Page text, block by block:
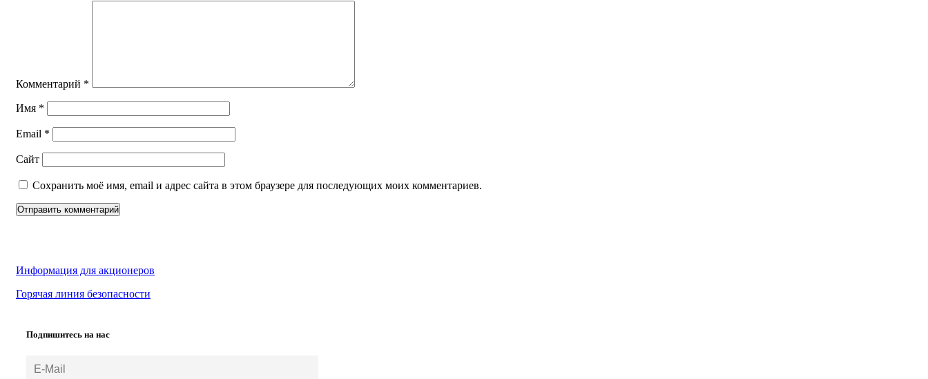
Комментарий *
Имя *
Email *
Сайт
Сохранить моё имя, email и адрес сайта в этом браузере для последующих моих комментариев.
Информация для акционеров
Горячая линия безопасности
Подпишитесь на нас